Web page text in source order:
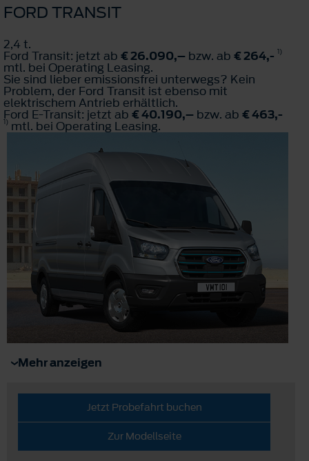
FORD TRANSIT
2,4 t.
Ford Transit: jetzt ab € 26.090,– bzw. ab € 264,- 1)
mtl. bei Operating Leasing.
Sie sind lieber emissionsfrei unterwegs? Kein
Problem, der Ford Transit ist ebenso mit
elektrischem Antrieb erhältlich.
Ford E-Transit: jetzt ab € 40.190,– bzw. ab € 463,-
1) mtl. bei Operating Leasing.
Mehr anzeigen
Jetzt Probefahrt buchen
Zur Modellseite